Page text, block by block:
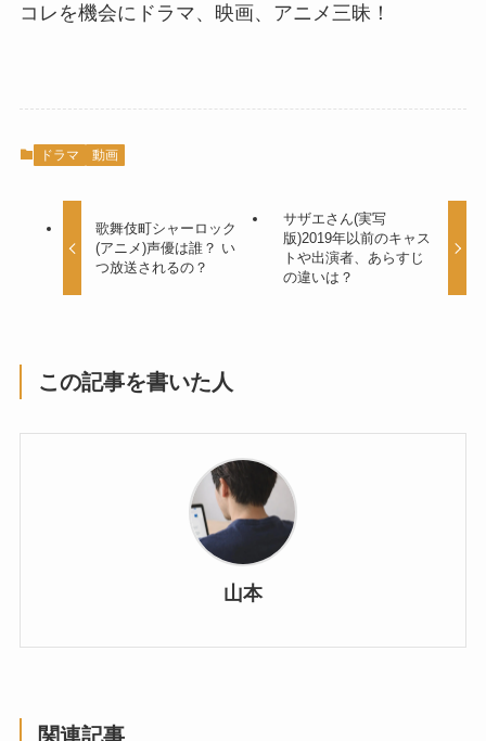
コレを機会にドラマ、映画、アニメ三昧！
ドラマ 動画
歌舞伎町シャーロック
(アニメ)声優は誰？ い
つ放送されるの？
サザエさん(実写
版)2019年以前のキャス
トや出演者、あらすじ
の違いは？
この記事を書いた人
山本
関連記事